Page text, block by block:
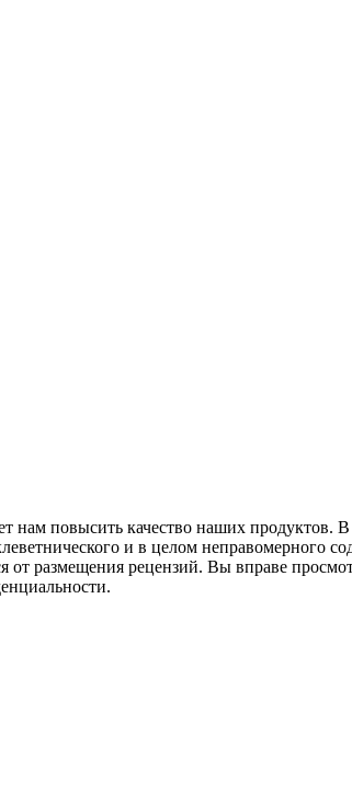
нам повысить качество наших
и в целом неправомерного
от размещения рецензий. Вы вправе